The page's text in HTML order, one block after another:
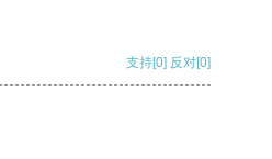
支持[0] 反对[0]